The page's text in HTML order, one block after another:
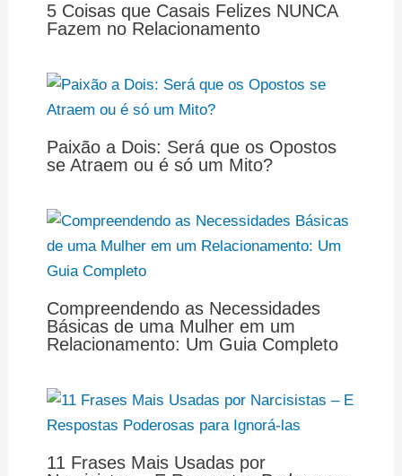
5 Coisas que Casais Felizes NUNCA
Fazem no Relacionamento
Paixão a Dois: Será que os Opostos
se Atraem ou é só um Mito?
Compreendendo as Necessidades
Básicas de uma Mulher em um
Relacionamento: Um Guia Completo
11 Frases Mais Usadas por